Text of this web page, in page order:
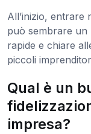
All’inizio, entrare
può sembrare un
rapide e chiare
piccoli
Qual è un
impresa?